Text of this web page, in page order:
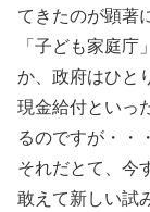
てきたのが顕著
「子ども家庭
か、政府はひと
現金給付といっ
るのですが・・・
それだとて、今
敢えて新しい試